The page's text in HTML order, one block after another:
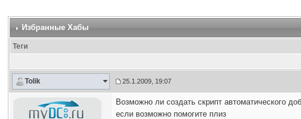
Избранные Хабы
Теги
Tolik 25.1.2009, 19:07
Возможно ли создать скрипт автоматического
если возможно помогите плиз